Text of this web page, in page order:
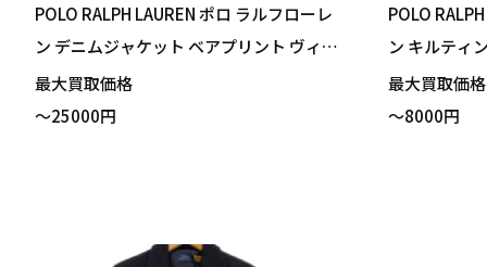
POLO RALPH LAUREN ポロ ラルフローレ
ン デニムジャケット ベアプリント ヴィン
テージ加工 XSサイズ 買い取りました！
最大買取価格
～25000円
POLO
ン キルティ
ズ 買い取り
最大買取価
～8000円